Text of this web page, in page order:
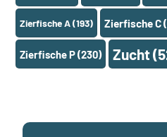
Zierfische A(193) Zierfische C
Zierfische P(230) Zucht